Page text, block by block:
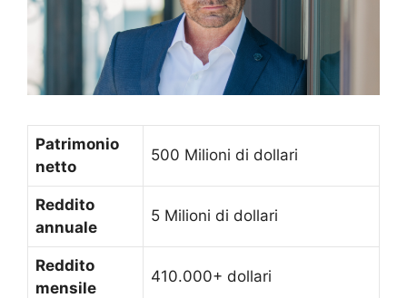
Patrimonio
netto
500 Milioni di dollari
Reddito
annuale
5 Milioni di dollari
Reddito
mensile
410.000+ dollari